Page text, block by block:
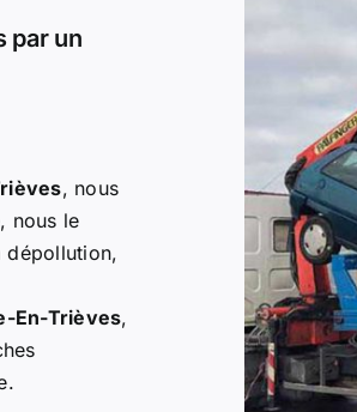
par un
, nous
nous le
dépollution,
En-Trièves,